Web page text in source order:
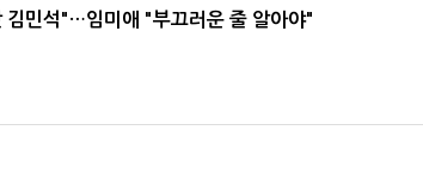
김민석"…임미애 "부끄러운 줄 알아야"